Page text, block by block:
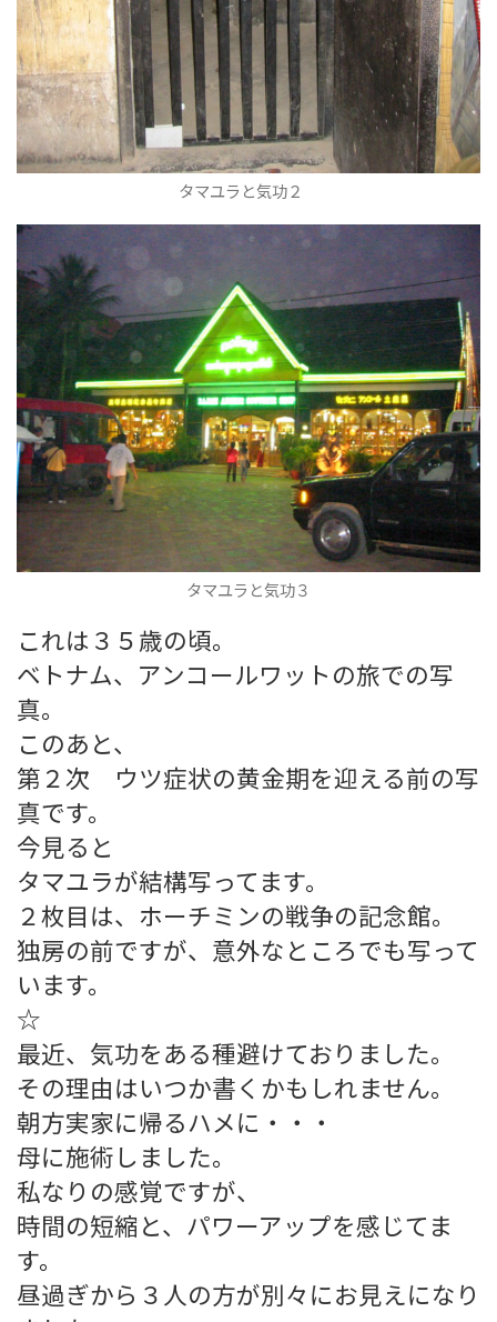
タマユラと気功２
タマユラと気功３
これは３５歳の頃。
ベトナム、アンコールワットの旅での写
真。
このあと、
第２次 ウツ症状の黄金期を迎える前の写
真です。
今見ると
タマユラが結構写ってます。
２枚目は、ホーチミンの戦争の記念館。
独房の前ですが、意外なところでも写って
います。
☆
最近、気功をある種避けておりました。
その理由はいつか書くかもしれません。
朝方実家に帰るハメに・・・
母に施術しました。
私なりの感覚ですが、
時間の短縮と、パワーアップを感じてま
す。
昼過ぎから３人の方が別々にお見えになり